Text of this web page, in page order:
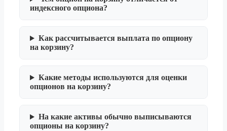
индексного опциона?
Как рассчитывается выплата по опциону
на корзину?
Какие методы используются для оценки
опционов на корзину?
На какие активы обычно выписываются
опционы на корзину?